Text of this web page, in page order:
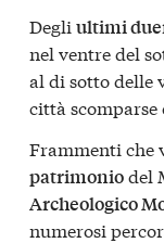
Degli ultimi
nel ventre del
al di sotto delle
città scomparse
Frammenti che
patrimoniodel
Archeologico
numerosi